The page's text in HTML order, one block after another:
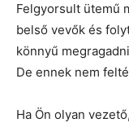
Felgyorsult ütemű
belső vevők és
könnyű
De ennek nem
Ha Ön olyan